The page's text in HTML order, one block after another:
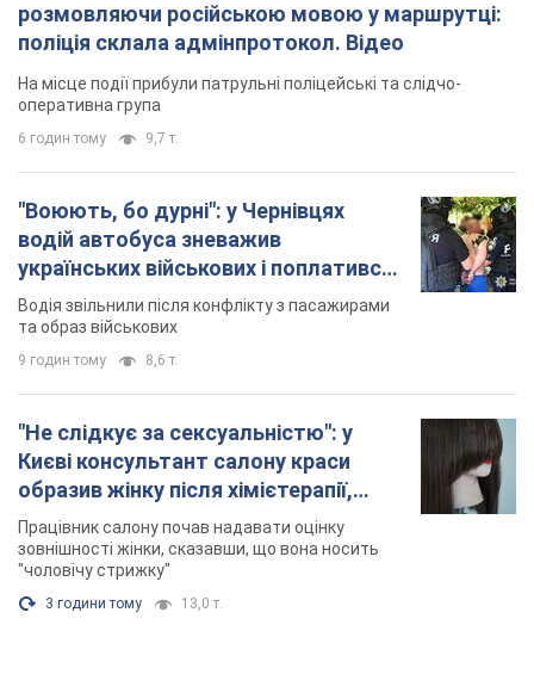
розмовляючи російською мовою у маршрутці:
поліція склала адмінпротокол. Відео
На місце події прибули патрульні поліцейські та слідчо-
оперативна група
6 годин тому 9,7 т.
"Воюють, бо дурні": у Чернівцях
водій автобуса зневажив
українських військових і поплатився.
Відео
Водія звільнили після конфлікту з пасажирами
та образ військових
9 годин тому 8,6 т.
"Не слідкує за сексуальністю": у
Києві консультант салону краси
образив жінку після хімієтерапії,
розгорівся скандал. Фото
Працівник салону почав надавати оцінку
зовнішності жінки, сказавши, що вона носить
"чоловічу стрижку"
3 години тому 13,0 т.